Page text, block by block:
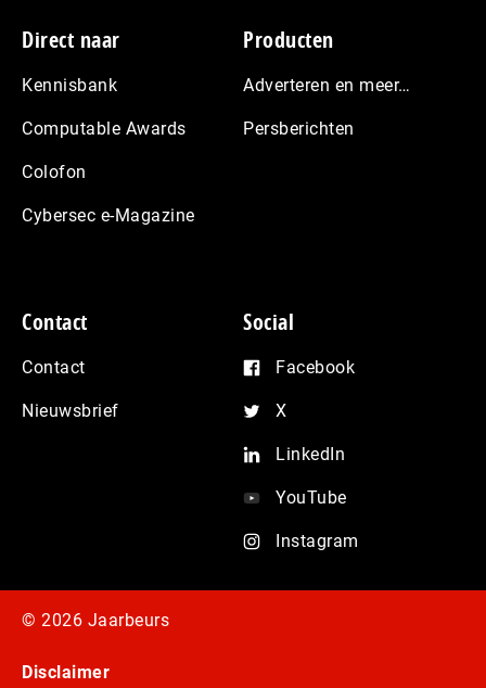
Footer
Direct naar
Kennisbank
Computable Awards
Colofon
Cybersec e-Magazine
Producten
Adverteren en meer…
Persberichten
Contact
Contact
Nieuwsbrief
Social
Facebook
X
LinkedIn
YouTube
Instagram
© 2026 Jaarbeurs
Disclaimer